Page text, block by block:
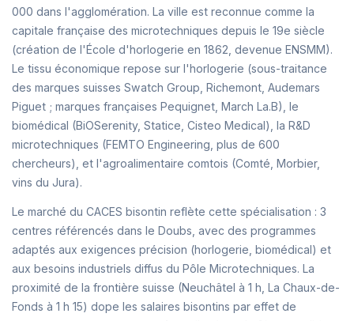
000 dans l'agglomération. La ville est reconnue comme la
capitale française des microtechniques depuis le 19e siècle
(création de l'École d'horlogerie en 1862, devenue ENSMM).
Le tissu économique repose sur l'horlogerie (sous-traitance
des marques suisses Swatch Group, Richemont, Audemars
Piguet ; marques françaises Pequignet, March La.B), le
biomédical (BiOSerenity, Statice, Cisteo Medical), la R&D
microtechniques (FEMTO Engineering, plus de 600
chercheurs), et l'agroalimentaire comtois (Comté, Morbier,
vins du Jura).
Le marché du CACES bisontin reflète cette spécialisation : 3
centres référencés dans le Doubs, avec des programmes
adaptés aux exigences précision (horlogerie, biomédical) et
aux besoins industriels diffus du Pôle Microtechniques. La
proximité de la frontière suisse (Neuchâtel à 1 h, La Chaux-de-
Fonds à 1 h 15) dope les salaires bisontins par effet de